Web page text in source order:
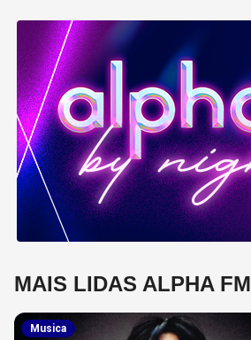
MAIS LIDAS ALPHA FM
Musica